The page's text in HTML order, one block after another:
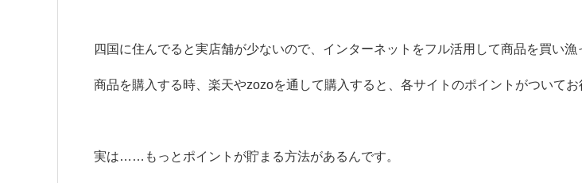
四国に住んでると実店舗が少ないので、インターネットをフル活用して商品を買い漁
商品を購入する時、楽天やzozoを通して購入すると、各サイトのポイントがついてお
実は……もっとポイントが貯まる方法があるんです。